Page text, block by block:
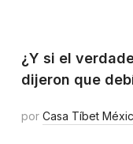
¿Y si el
dijeron que
por Casa Tíbet